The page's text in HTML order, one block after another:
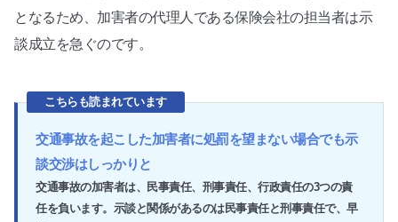
となるため、加害者の代理人である保険会社の担当者は示
談成立を急ぐのです。
こちらも読まれています
交通事故を起こした加害者に処罰を望まない場合でも示
談交渉はしっかりと
交通事故の加害者は、民事責任、刑事責任、行政責任の3つの責
任を負います。示談と関係があるのは民事責任と刑事責任で、早